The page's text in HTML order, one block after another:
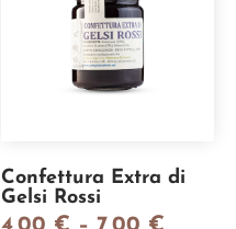
Confettura Extra di
Gelsi Rossi